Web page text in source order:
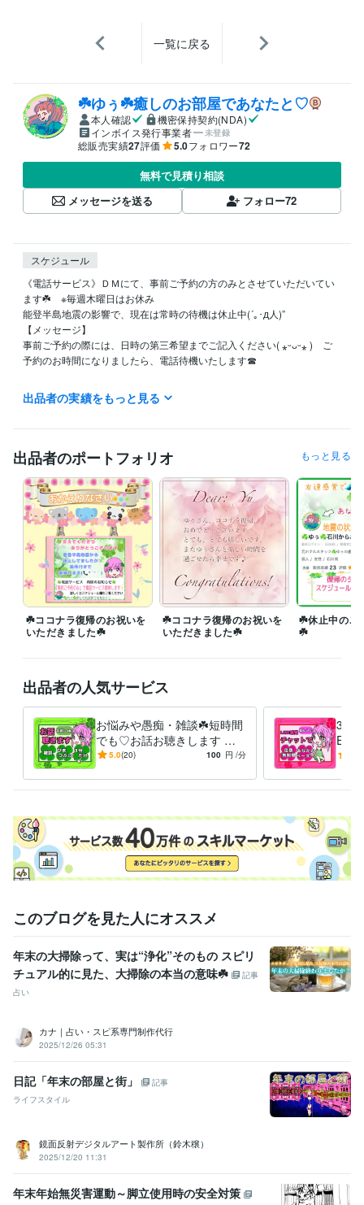
一覧に戻る
‪☘️ゆぅ☘️癒しのお部屋であなたと♡
本人確認
機密保持契約(NDA)
インボイス発行事業者
未登録
総販売実績27評価 5.0フォロワー72
無料で見積り相談
メッセージを送る
フォロー72
スケジュール
《電話サービス》ＤＭにて、事前ご予約の方のみとさせていただいてい
ます☘️　※毎週木曜日はお休み
能登半島地震の影響で、現在は常時の待機は休止中(´｡･д人)”
【メッセージ】
事前ご予約の際には、日時の第三希望までご記入ください( ⁎ᵕᴗᵕ⁎ )　ご
予約のお時間になりましたら、電話待機いたします☎
☘️ご予約いただいた方は
お時間になりましたら
ご予約の相談は24時間受付しております♡
＊就寝中やプライベートで即確認出来ないこともあります
ご理解の程よろしくお願いいたします(❁ᴗ͈ˬᴗ͈))
⚠通話中はトークルームが開きません⚠
＊私が通話中や対応中でもいつでもメッセージください♡
＊終了後に確認させていただきますのでお待ちください♬
☘️あなたの予定が今はまだわからない！
でもサービス気になる|*･ω･)ﾁﾗｯ
少しでもそう思っていただけたら、私をフォロー
経験職種
Webサービス・制作 / Webコンテンツ企画・編集 経験年数 : 2年
事務・ビジネスサポート / 文字起こし・データ入力 経験年数 : 5年
ライフスタイル・その他 / その他 経験年数 : 10年
職歴
情報発信ビジネス 2024年10月 ~ 現在
受賞歴
ココナラ　デビューしたで賞✿ ココナラ　シルバーランクなったで賞
✿ ゲートキーパー・他人の最期を延ばす人になったで賞✿
ビジネス・クリエイティブツール
Excel:5年Google スプレッドシート:5年Google ドキュメント:5年
Word:5年Canva:0年ibisPaint:0年Audacity:0年WordPress:0年
その他ツール
悩み相談・カウンセリング 悩み相談
されたorした うつ・精神疾患
信 脊髄炎など神経系の疾患 不登校や引きこもり・自宅療養 あなた
を癒す
話し相手 愚痴聴き
ジェンダー 同性愛
動画編集・映像制作
ー　ライブ配信　配信者様
出品者の実績をもっと見る
出品者のポートフォリオ もっと見る
☘️ココナラ復帰のお祝いを
いただきました☘️
☘️ココナラ復帰のお祝いを
いただきました☘️
☘️休止中のご
☘️
出品者の人気サービス
お悩みや愚痴・雑談☘️短時間
でも♡お話お聴きします 誰
かと話したい☘️１分だけ❗長
も❦
5.0(20) 100 円 /分
30
E感
で
このブログを見た人にオススメ
年末の大掃除って、実は“浄化”そのもの スピリ
チュアル的に見た、大掃除の本当の意味☘️
記事
占い
カナ｜占い・スピ系専門制作代行
2025/12/26 05:31
日記「年末の部屋と街」
記事
ライフスタイル
鏡面反射デジタルアート製作所（鈴木穣）
2025/12/20 11:31
年末年始無災害運動～脚立使用時の安全対策